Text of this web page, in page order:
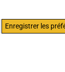
Enregistrer les